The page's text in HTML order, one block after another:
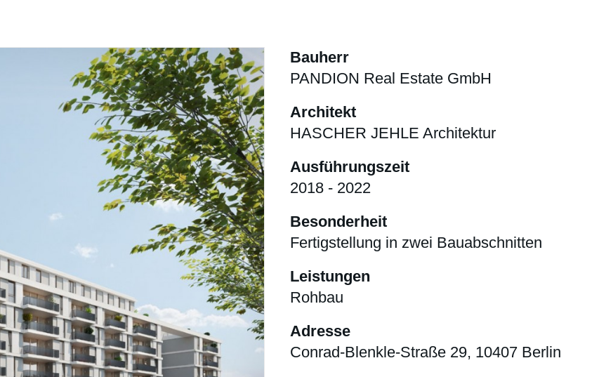
Bauherr
PANDION Real Estate GmbH
Architekt
HASCHER JEHLE Architektur
Ausführungszeit
2018 - 2022
Besonderheit
Fertigstellung in zwei Bauabschnitten
Leistungen
Rohbau
Adresse
Conrad-Blenkle-Straße 29, 10407 Berlin